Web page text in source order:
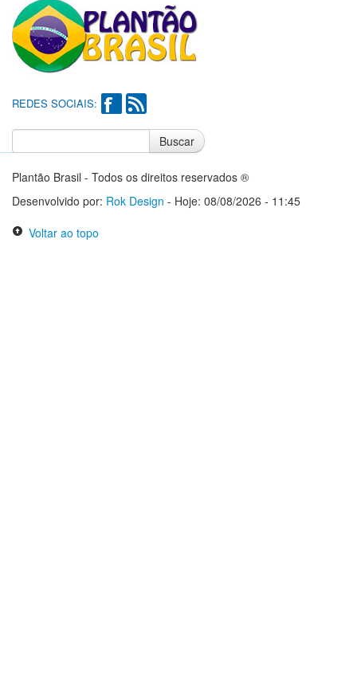
REDES SOCIAIS:
Buscar
Plantão Brasil - Todos os direitos reservados ®
Desenvolvido por: Rok Design - Hoje: 08/08/2026 - 11:45
Voltar ao topo